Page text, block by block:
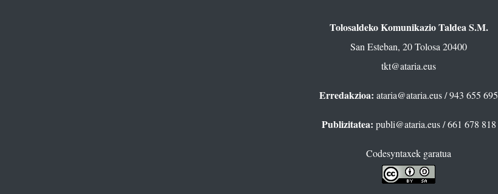
Tolosaldeko Komunikazio Taldea S.M.
San Esteban, 20 Tolosa 20400
tkt@ataria.eus
Erredakzioa: ataria@ataria.eus/ 943 655 695
Publizitatea: publi@ataria.eus/ 661 678 818
Codesyntaxek garatua